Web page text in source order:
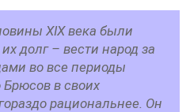
ХIХ века были
долг – вести народ за
во все периоды
Брюсов в своих
рациональнее. Он